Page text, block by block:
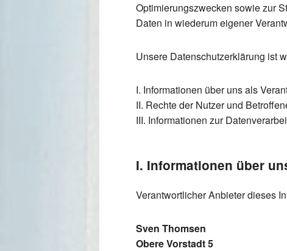
Optimierungszwecken sowie zur
Daten in wiederum eigener
Unsere Datenschutzerklärung ist
I. Informationen über uns als
II. Rechte der Nutzer und
III. Informationen zur
I. Informationen über
Verantwortlicher Anbieter dieses
Sven Thomsen
Obere Vorstadt 5